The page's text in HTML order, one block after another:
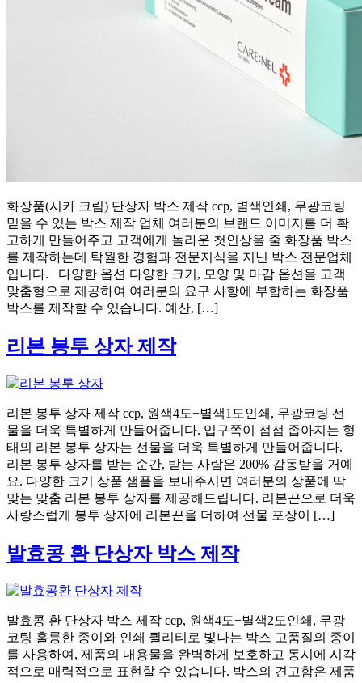
화장품(시카 크림) 단상자 박스 제작 ccp, 별색인쇄, 무광코팅
믿을 수 있는 박스 제작 업체 여러분의 브랜드 이미지를 더 확
고하게 만들어주고 고객에게 놀라운 첫인상을 줄 화장품 박스
를 제작하는데 탁월한 경험과 전문지식을 지닌 박스 전문업체
입니다. 다양한 옵션 다양한 크기, 모양 및 마감 옵션을 고객
맞춤형으로 제공하여 여러분의 요구 사항에 부합하는 화장품
박스를 제작할 수 있습니다. 예산, […]
리본 봉투 상자 제작
리본 봉투 상자 제작 ccp, 원색4도+별색1도인쇄, 무광코팅 선
물을 더욱 특별하게 만들어줍니다. 입구쪽이 점점 좁아지는 형
태의 리본 봉투 상자는 선물을 더욱 특별하게 만들어줍니다.
리본 봉투 상자를 받는 순간, 받는 사람은 200% 감동받을 거예
요. 다양한 크기 상품 샘플을 보내주시면 여러분의 상품에 딱
맞는 맞춤 리본 봉투 상자를 제공해드립니다. 리본끈으로 더욱
사랑스럽게 봉투 상자에 리본끈을 더하여 선물 포장이 […]
발효콩 환 단상자 박스 제작
발효콩 환 단상자 박스 제작 ccp, 원색4도+별색2도인쇄, 무광
코팅 훌륭한 종이와 인쇄 퀄리티로 빛나는 박스 고품질의 종이
를 사용하여, 제품의 내용물을 완벽하게 보호하고 동시에 시각
적으로 매력적으로 표현할 수 있습니다. 박스의 견고함은 제품